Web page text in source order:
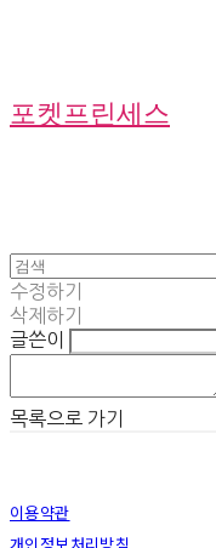
포켓프린세스
수정하기
삭제하기
글쓴이
목록으로 가기
이용약관